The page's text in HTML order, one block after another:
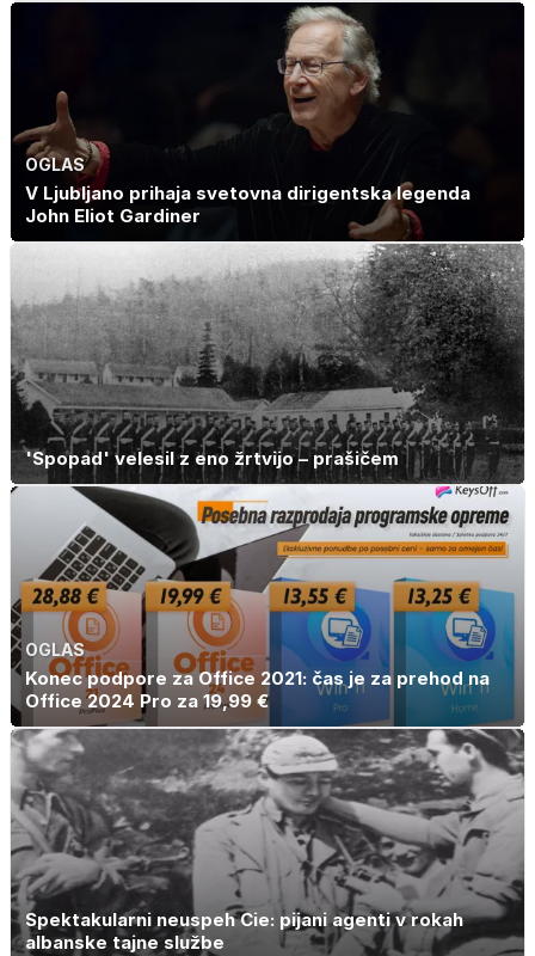
OGLAS
V Ljubljano prihaja svetovna dirigentska legenda
John Eliot Gardiner
'Spopad' velesil z eno žrtvijo – prašičem
OGLAS
Konec podpore za Office 2021: čas je za prehod na
Office 2024 Pro za 19,99 €
Spektakularni neuspeh Cie: pijani agenti v rokah
albanske tajne službe